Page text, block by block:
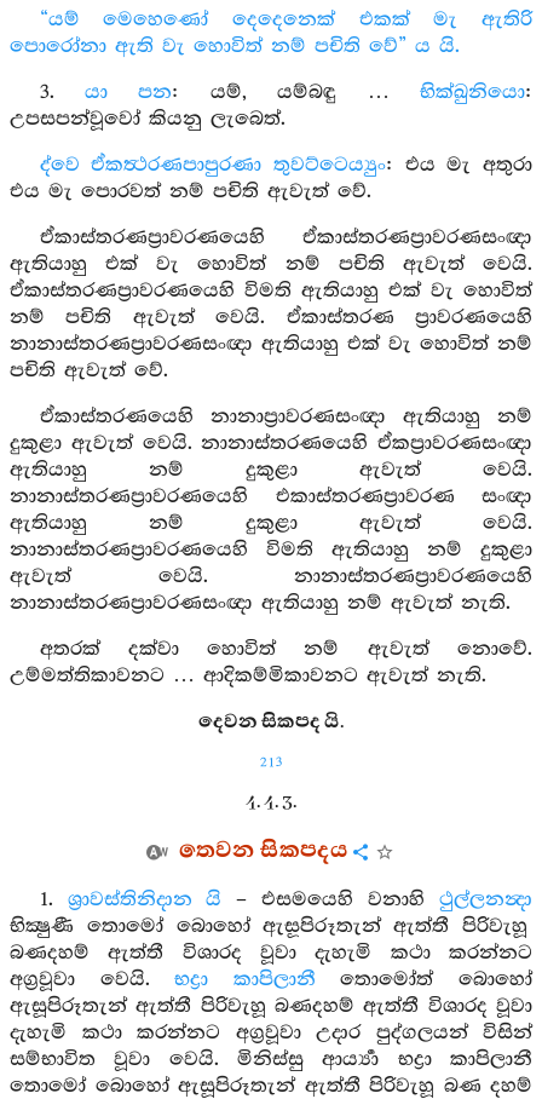
“යම් මෙහෙණෝ දෙදෙනෙක් එකක් මැ ඇතිරි
පොරෝනා ඇති වැ හොවිත් නම් පචිති වේ” ය යි.
3.යා පන: යම්, යම්බඳු …භික්ඛුනියො:
උපසපන්වූවෝ කියනු ලැබෙත්.
ද්වෙ ඒකත්‍ථරණපාපුරණා තුවට්ටෙය්‍යුං: එය මැ අතුරා
එය මැ පොරවත් නම් පචිති ඇවැත් වේ.
ඒකාස්තරණප්‍රාවරණයෙහි ඒකාස්තරණප්‍රාවරණසංඥා
ඇතියාහු එක් වැ හොවිත් නම් පචිති ඇවැත් වෙයි.
ඒකාස්තරණප්‍රාවරණයෙහි විමති ඇතියාහු එක් වැ හොවිත්
නම් පචිති ඇවැත් වෙයි. ඒකාස්තරණ ප්‍රාවරණයෙහි
නානාස්තරණප්‍රාවරණසංඥා ඇතියාහු එක් වැ හොවිත් නම්
පචිති ඇවැත් වේ.
ඒකාස්තරණයෙහි නානාප්‍රාවරණසංඥා ඇතියාහු නම්
දුකුළා ඇවැත් වෙයි. නානාස්තරණයෙහි ඒකප්‍රාවරණසංඥා
ඇතියාහු නම් දුකුළා ඇවැත් වෙයි.
නානාස්තරණප්‍රාවරණයෙහි එකාස්තරණප්‍රාවරණ සංඥා
ඇතියාහු නම් දුකුළා ඇවැත් වෙයි.
නානාස්තරණප්‍රාවරණයෙහි විමති ඇතියාහු නම් දුකුළා
ඇවැත් වෙයි. නානාස්තරණප්‍රාවරණයෙහි
නානාස්තරණප්‍රාවරණසංඥා ඇතියාහු නම් ඇවැත් නැති.
අතරක් දක්වා හොවිත් නම් ඇවැත් නොවේ.
උම්මත්තිකාවනට … ආදිකම්මිකාවනට ඇවැත් නැති.
දෙවන සිකපද යි.
213
4. 4. 3.
තෙවන සිකපදය
1. ශ්‍රාවස්තිනිදාන යි – එසමයෙහි වනාහිථුල්ලනන්‍දා
භික්‍ෂුණී තොමෝ බොහෝ ඇසූපිරූතැන් ඇත්තී පිරිවැහූ
බණදහම් ඇත්තී විශාරද වූවා දැහැමි කථා කරන්නට
අග්‍රවූවා වෙයි.භද්‍රා කාපිලානී තොමෝත් බොහෝ
ඇසූපිරූතැන් ඇත්තී පිරිවැහූ බණදහම් ඇත්තී විශාරද වූවා
දැහැමි කථා කරන්නට අග්‍රවූවා උදාර පුද්ගලයන් විසින්
සම්භාවිත වූවා වෙයි. මිනිස්සු ආර්‍ය්‍යා භද්‍රා කාපිලානී
තොමෝ බොහෝ ඇසූපිරූතැන් ඇත්තී පිරිවැහූ බණ දහම්